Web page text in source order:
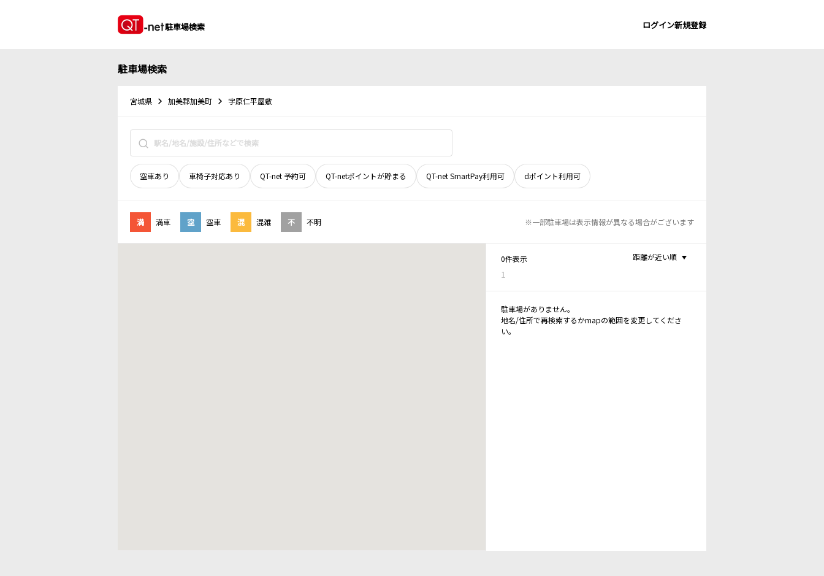
駐車場検索 ログイン新規登録
駐車場検索
宮城県 加美郡加美町 字原仁平屋敷
空車あり 車椅子対応あり QT-net 予約可 QT-netポイントが貯まる QT-net SmartPay利用可 dポイント利用可
満 満車 空 空車 混 混雑 不 不明 ※一部駐車場は表示情報が異なる場合がございます
0件表示
1
距離が近い順
駐車場がありません。
地名/住所で再検索するかmapの範囲を変更してくださ
い。